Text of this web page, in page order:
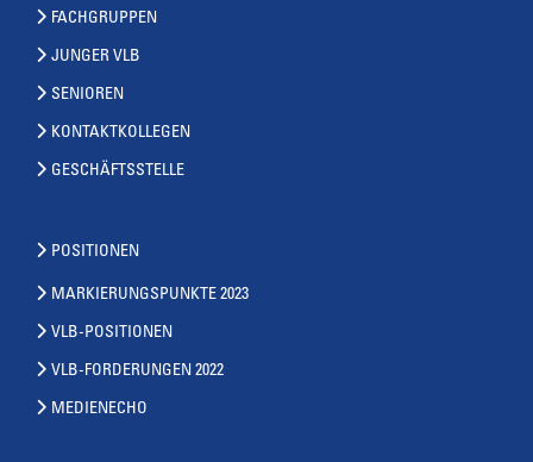
FACHGRUPPEN
JUNGER VLB
SENIOREN
KONTAKTKOLLEGEN
GESCHÄFTSSTELLE
POSITIONEN
MARKIERUNGSPUNKTE 2023
VLB-POSITIONEN
VLB-FORDERUNGEN 2022
MEDIENECHO